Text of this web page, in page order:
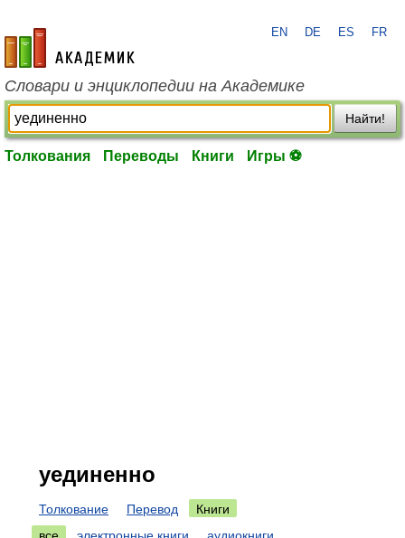
academic.ru
EN DE ES FR
Словари и энциклопедии на Академике
Найти!
Толкования Переводы Книги Игры ⚽
уединенно
Толкование Перевод
Книги